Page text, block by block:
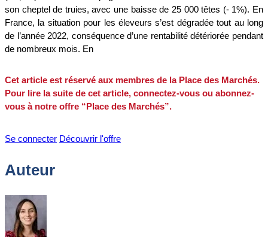
son cheptel de truies, avec une baisse de 25 000 têtes (- 1%). En
France, la situation pour les éleveurs s’est dégradée tout au long
de l’année 2022, conséquence d’une rentabilité détériorée pendant
de nombreux mois. En
Cet article est réservé aux membres de la Place des Marchés.
Pour lire la suite de cet article, connectez-vous ou abonnez-
vous à notre offre “Place des Marchés”.
Se connecter Découvrir l'offre
Auteur